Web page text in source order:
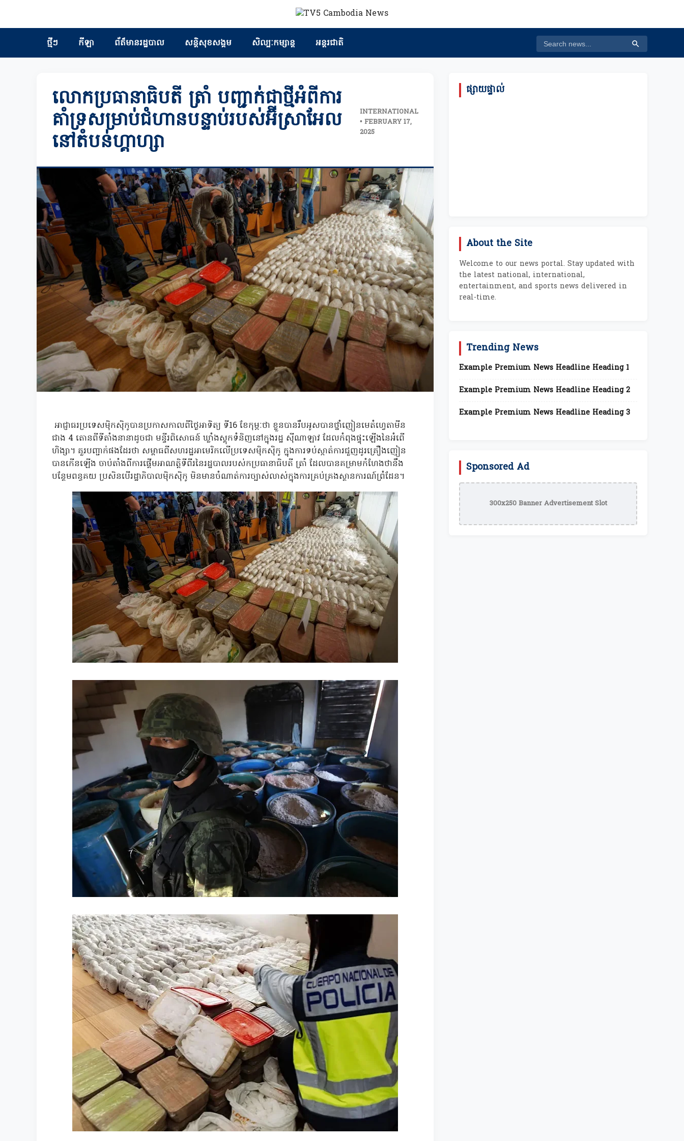
ថ្មីៗ កីឡា ព័ត៏មានរដ្ឋបាល សន្តិសុខសង្គម សិល្បៈកម្សាន្ត អន្តរជាតិ
លោកប្រធានាធិបតី ត្រាំ បញ្ជាក់ជាថ្មីអំពីការ
គាំទ្រសម្រាប់ជំហានបន្ទាប់របស់អ៊ីស្រាអែល
នៅតំបន់ហ្គាហ្សា
INTERNATIONAL
• FEBRUARY 17,
2025
អាជ្ញាធរប្រទេសម៉ិកស៊ិកូបានប្រកាសកាលពីថ្ងៃអាទិត្យ ទី16 ខែកុម្ភៈថា ខ្លួនបានរឹបអូសបានថ្នាំញៀនមេតំហ្វេតាមីន
ជាង 4 តោនពីទីតាំងនានាដូចជា មន្ទីរពិសោធន៍ ឃ្លាំងស្តុកទំនិញនៅក្នុងរដ្ឋ ស៊ីណាឡាវ ដែលកំពុងផ្ទុះឡើងនៃអំពើ
ហិង្សា។ គួរបញ្ជាក់ផងដែរថា សម្ពាធពីសហរដ្ឋអាមេរិកលើប្រទេសម៉ិកស៊ិកូ ក្នុងការទប់ស្កាត់ការជួញដូរគ្រឿងញៀន
បានកើនឡើង ចាប់តាំងពីការផ្តើមអាណត្តិទីពីរនៃរដ្ឋបាលរបស់កប្រធានាធិបតី ត្រាំ ដែលបានគម្រាមកំហែងថានឹង
បន្ថែមពន្ធគយ ប្រសិនបើរដ្ឋាភិបាលម៉ិកស៊ិកូ មិនមានចំណាត់ការច្បាស់លាស់ក្នុងការគ្រប់គ្រងស្ថានការណ៍ព្រំដែន។
ផ្សាយផ្ទាល់
About the Site
Welcome to our news portal. Stay updated with
the latest national, international,
entertainment, and sports news delivered in
real-time.
Trending News
Example Premium News Headline Heading 1
Example Premium News Headline Heading 2
Example Premium News Headline Heading 3
Sponsored Ad
300x250 Banner Advertisement Slot